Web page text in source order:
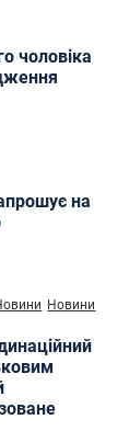
чоловіка
на
Новини